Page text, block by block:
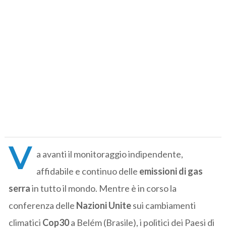
V a avanti il monitoraggio indipendente,
affidabile e continuo delle emissioni di gas
serrain tutto il mondo. Mentre è in corso la
conferenza delle Nazioni Unitesui cambiamenti
climatici Cop30a Belém (Brasile), i politici dei Paesi di